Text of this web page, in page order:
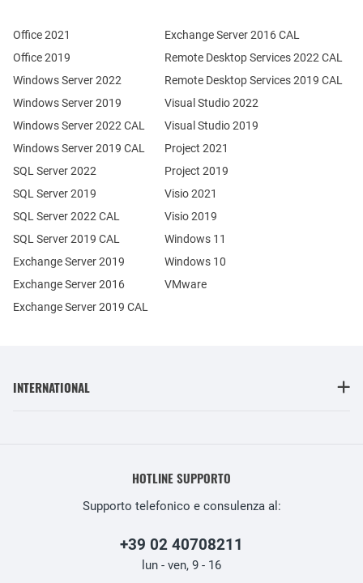
Office 2021
Office 2019
Windows Server 2022
Windows Server 2019
Exchange Server 2019
Exchange Server 2016
SQL Server 2022
SQL Server 2019
Windows Server 2022 CAL
Windows Server 2019 CAL
SQL Server 2022 CAL
SQL Server 2019 CAL
Remote Desktop Services 2022 CAL
Remote Desktop Services 2019 CAL
Exchange Server 2019 CAL
Exchange Server 2016 CAL
Visual Studio 2022
Visual Studio 2019
Project 2021
Project 2019
Visio 2021
Visio 2019
Windows 11
Windows 10
VMware
INTERNATIONAL
HOTLINE SUPPORTO
Supporto telefonico e consulenza al:
+39 02 40708211
lun - ven, 9 - 16